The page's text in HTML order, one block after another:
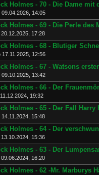
Holmes - 70 - Die Dame mit
09.04.2026, 14:05
Holmes - 69 - Die Perle des
20.12.2025, 17:28
Holmes - 68 - Blutiger
17.11.2025, 12:56
Holmes - 67 - Watsons erster
09.10.2025, 13:42
Holmes - 66 - Der
19:32
Holmes - 65 - Der Fall Harry
14.11.2024, 15:48
Holmes - 64 - Der
13.10.2024, 15:36
Holmes - 63 - Der
09.06.2024, 16:20
Holmes - 62 -Mr. Marburys